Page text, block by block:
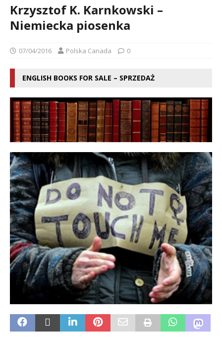
Krzysztof K. Karnkowski –
Niemiecka piosenka
07/04/2016 Polska Canada 0
ENGLISH BOOKS FOR SALE – SPRZEDAŻ